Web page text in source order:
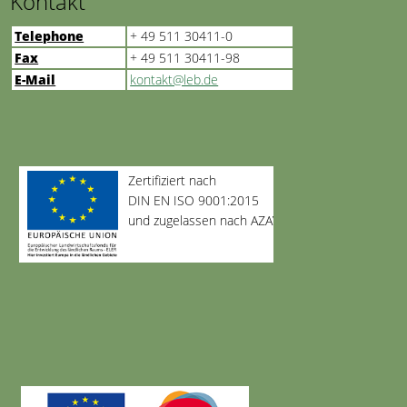
Telephone
+ 49 511 30411-0
Fax
+ 49 511 30411-98
E-Mail
kontakt@leb.de
Zertifiziert nach
DIN EN ISO 9001:2015
und zugelassen nach AZAV